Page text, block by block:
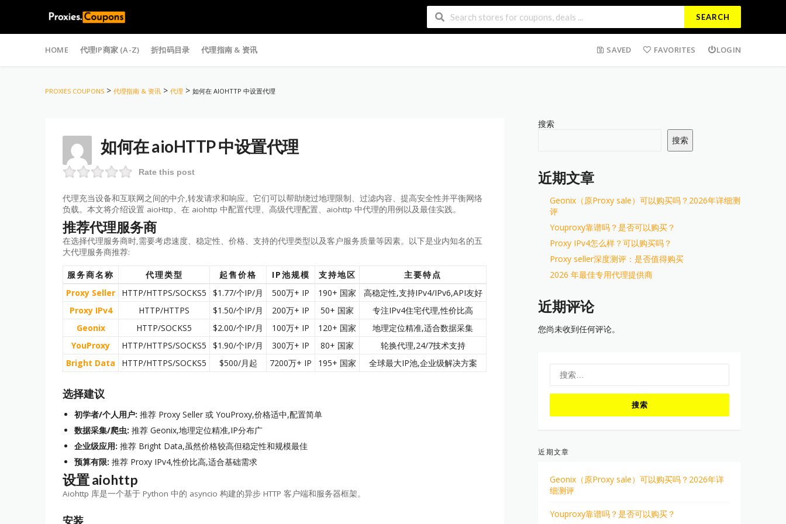
SEARCH
to
HOME 代理IP商家 (A-Z) 折扣码目录 代理指南 & 资讯 SAVED FAVORITES LOGIN
PROXIES COUPONS > 代理指南 & 资讯 > 代理 > 如何在 AIOHTTP 中设置代理
如何在 aioHTTP 中设置代理
Rate this post
代理充当设备和互联网之间的中介,转发请求和响应。它们可以帮助绕过地理限制、过滤内容、提高安全性并平衡网络
负载。 本文将介绍设置 aioHttp、在 aiohttp 中配置代理、高级代理配置、aiohttp 中代理的用例以及最佳实践。
推荐代理服务商
在选择代理服务商时,需要考虑速度、稳定性、价格、支持的代理类型以及客户服务质量等因素。以下是业内知名的五
大代理服务商推荐:
服务商名称 代理类型 起售价格 IP池规模 支持地区
主要特点
Proxy Seller
HTTP/HTTPS/SOCKS5 $1.77/个IP/月 500万+ IP 190+ 国家
高稳定性,支持IPv4/IPv6,API友好
Proxy IPv4
HTTP/HTTPS $1.50/个IP/月 200万+ IP 50+ 国家
专注IPv4住宅代理,性价比高
Geonix
HTTP/SOCKS5 $2.00/个IP/月 100万+ IP 120+ 国家
地理定位精准,适合数据采集
YouProxy
HTTP/HTTPS/SOCKS5 $1.90/个IP/月 300万+ IP 80+ 国家
轮换代理,24/7技术支持
Bright Data
HTTP/HTTPS/SOCKS5 $500/月起 7200万+ IP 195+ 国家 全球最大IP池,企业级解决方案
选择建议
初学者/个人用户: 推荐 Proxy Seller 或 YouProxy,价格适中,配置简单
数据采集/爬虫: 推荐 Geonix,地理定位精准,IP分布广
企业级应用: 推荐 Bright Data,虽然价格较高但稳定性和规模最佳
预算有限: 推荐 Proxy IPv4,性价比高,适合基础需求
设置 aiohttp
Aiohttp 库是一个基于 Python 中的 asyncio 构建的异步 HTTP 客户端和服务器框架。
安装
搜索
搜索
近期文章
Geonix（原Proxy sale）可以购买吗？2026年详细测
评
Youproxy靠谱吗？是否可以购买？
Proxy IPv4怎么样？可以购买吗？
Proxy seller深度测评：是否值得购买
2026 年最佳专用代理提供商
近期评论
您尚未收到任何评论。
索：
近期文章
Geonix（原Proxy sale）可以购买吗？2026年详
细测评
Youproxy靠谱吗？是否可以购买？